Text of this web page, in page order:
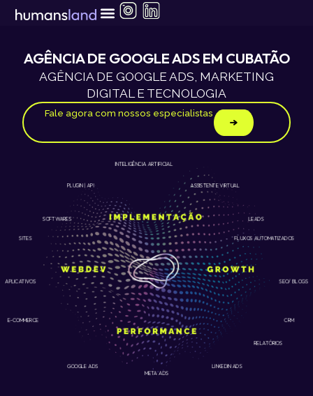
para
conteúdoAGÊNCIA DE GOOGLE ADS EM CUBATÃO
AGÊNCIA DE GOOGLE ADS, MARKETING
DIGITAL E TECNOLOGIA
Fale agora com nossos especialistas
GOOGLE ADS LINKEDIN ADS
APLICATIVOS
SITES
E-COMMERCE
META ADS
CRM
RELATÓRIOS
SEO/ BLOGS
FLUXOS AUTOMATIZADOS
INTELIGÊNCIA ARTIFICIAL
PLUGIN | API
SOFTWARES
ASSISTENTE VIRTUAL
LEADS